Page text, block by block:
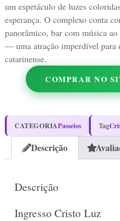
um espetáculo de luzes
esperança. O complexo conta
panorâmico, bar com música
— uma atração imperdível
catarinense.
COMPRAR NO
CATEGORIAPasseios Tag
Descrição
Descrição
Ingresso Cristo Luz